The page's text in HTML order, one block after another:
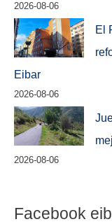
2026-08-06
El
Eibar
2026-08-06
2026-08-06
Facebook